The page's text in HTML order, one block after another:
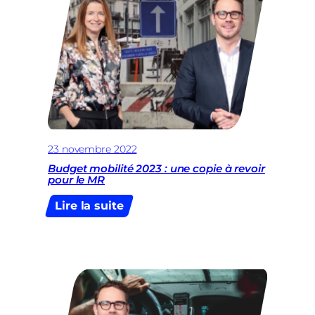
se
dit
très
préoccupé
et
demande
réparation
pour
les
commerçants
23 novembre 2022
Budget mobilité 2023 : une copie à revoir
pour le MR
Lire la suite:
Budget
:
une
copie